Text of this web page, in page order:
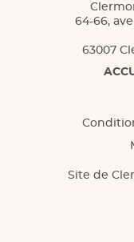
64-66,
63007
Site de